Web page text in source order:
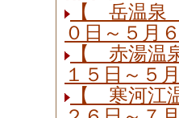
【 岳温泉
０日～５月
【 赤湯温
１５日～５
【 寒河江